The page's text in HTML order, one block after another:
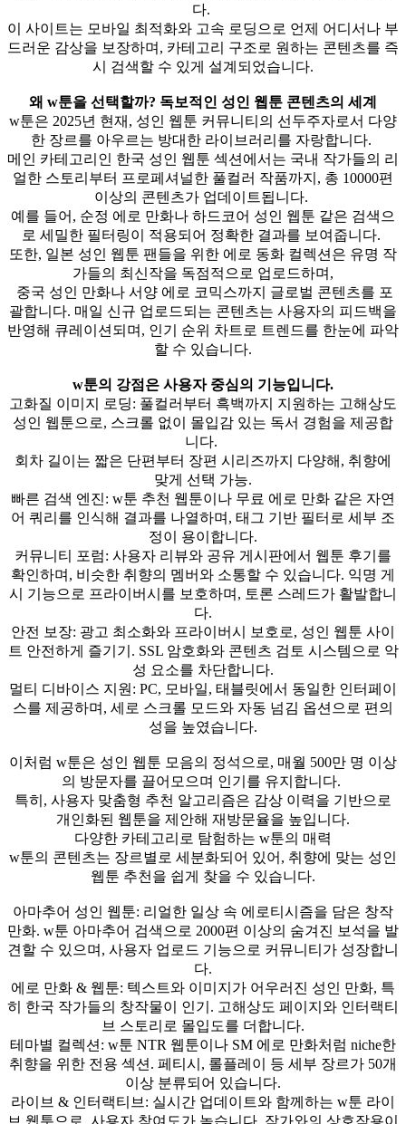
다.
이 사이트는 모바일 최적화와 고속 로딩으로 언제 어디서나 부
드러운 감상을 보장하며, 카테고리 구조로 원하는 콘텐츠를 즉
시 검색할 수 있게 설계되었습니다.
왜 w툰을 선택할까? 독보적인 성인 웹툰 콘텐츠의 세계
w툰은 2025년 현재, 성인 웹툰 커뮤니티의 선두주자로서 다양
한 장르를 아우르는 방대한 라이브러리를 자랑합니다.
메인 카테고리인 한국 성인 웹툰 섹션에서는 국내 작가들의 리
얼한 스토리부터 프로페셔널한 풀컬러 작품까지, 총 10000편
이상의 콘텐츠가 업데이트됩니다.
예를 들어, 순정 에로 만화나 하드코어 성인 웹툰 같은 검색으
로 세밀한 필터링이 적용되어 정확한 결과를 보여줍니다.
또한, 일본 성인 웹툰 팬들을 위한 에로 동화 컬렉션은 유명 작
가들의 최신작을 독점적으로 업로드하며,
중국 성인 만화나 서양 에로 코믹스까지 글로벌 콘텐츠를 포
괄합니다. 매일 신규 업로드되는 콘텐츠는 사용자의 피드백을
반영해 큐레이션되며, 인기 순위 차트로 트렌드를 한눈에 파악
할 수 있습니다.
w툰의 강점은 사용자 중심의 기능입니다.
고화질 이미지 로딩: 풀컬러부터 흑백까지 지원하는 고해상도
성인 웹툰으로, 스크롤 없이 몰입감 있는 독서 경험을 제공합
니다.
회차 길이는 짧은 단편부터 장편 시리즈까지 다양해, 취향에
맞게 선택 가능.
빠른 검색 엔진: w툰 추천 웹툰이나 무료 에로 만화 같은 자연
어 쿼리를 인식해 결과를 나열하며, 태그 기반 필터로 세부 조
정이 용이합니다.
커뮤니티 포럼: 사용자 리뷰와 공유 게시판에서 웹툰 후기를
확인하며, 비슷한 취향의 멤버와 소통할 수 있습니다. 익명 게
시 기능으로 프라이버시를 보호하며, 토론 스레드가 활발합니
다.
안전 보장: 광고 최소화와 프라이버시 보호로, 성인 웹툰 사이
트 안전하게 즐기기. SSL 암호화와 콘텐츠 검토 시스템으로 악
성 요소를 차단합니다.
멀티 디바이스 지원: PC, 모바일, 태블릿에서 동일한 인터페이
스를 제공하며, 세로 스크롤 모드와 자동 넘김 옵션으로 편의
성을 높였습니다.
이처럼 w툰은 성인 웹툰 모음의 정석으로, 매월 500만 명 이상
의 방문자를 끌어모으며 인기를 유지합니다.
특히, 사용자 맞춤형 추천 알고리즘은 감상 이력을 기반으로
개인화된 웹툰을 제안해 재방문율을 높입니다.
다양한 카테고리로 탐험하는 w툰의 매력
w툰의 콘텐츠는 장르별로 세분화되어 있어, 취향에 맞는 성인
웹툰 추천을 쉽게 찾을 수 있습니다.
아마추어 성인 웹툰: 리얼한 일상 속 에로티시즘을 담은 창작
만화. w툰 아마추어 검색으로 2000편 이상의 숨겨진 보석을 발
견할 수 있으며, 사용자 업로드 기능으로 커뮤니티가 성장합니
다.
에로 만화 & 웹툰: 텍스트와 이미지가 어우러진 성인 만화, 특
히 한국 작가들의 창작물이 인기. 고해상도 페이지와 인터랙티
브 스토리로 몰입도를 더합니다.
테마별 컬렉션: w툰 NTR 웹툰이나 SM 에로 만화처럼 niche한
취향을 위한 전용 섹션. 페티시, 롤플레이 등 세부 장르가 50개
이상 분류되어 있습니다.
라이브 & 인터랙티브: 실시간 업데이트와 함께하는 w툰 라이